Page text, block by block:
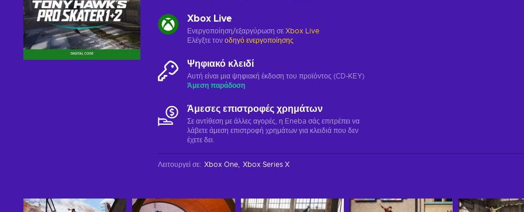
Xbox Live
Ενεργοποίηση/εξαργύρωση σε Xbox Live
Ελέγξτε τον οδηγό ενεργοποίησης
Ψηφιακό κλειδί
Αυτή είναι μια ψηφιακή έκδοση του προϊόντος (CD-KEY)
Άμεση παράδοση
Άμεσες επιστροφές χρημάτων
Σε αντίθεση με άλλες αγορές, η Eneba σάς επιτρέπει να
λάβετε άμεση επιστροφή χρημάτων για κλειδιά που δεν
έχετε δει.
Λειτουργεί σε: Xbox One Xbox Series X